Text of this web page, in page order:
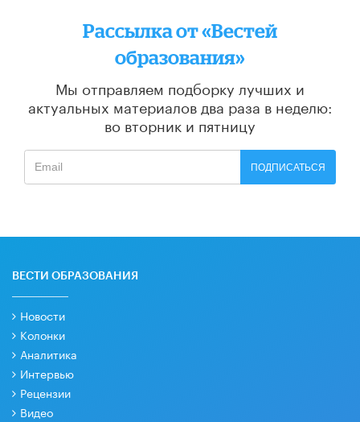
Рассылка от «Вестей
образования»
Мы отправляем подборку лучших и
актуальных материалов два раза в неделю:
во вторник и пятницу
ПОДПИСАТЬСЯ
ВЕСТИ ОБРАЗОВАНИЯ
Новости
Колонки
Аналитика
Интервью
Рецензии
Видео